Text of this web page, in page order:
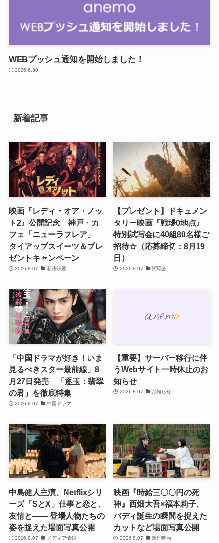
WEBプッシュ通知を開始しました！
2025.6.30
新着記事
映画『レディ・オア・ノッ
ト2』公開記念 神戸・カ
フェ「ニューラフレア」
タイアップスイーツ＆プレ
ゼントキャンペーン
2026.8.07 新作映画
【プレゼント】ドキュメン
タリー映画『戦場0地点』
特別試写会に40組80名様ご
招待☆（応募締切：8月19
日）
2026.8.07 試写会
「中国ドラマが好き！いま
見るべきスター最前線」8
月27日発売 「逐玉：翡翠
の君」を徹底特集
2026.8.07 中国ドラマ
【重要】サーバー移行に伴
うWebサイト一時休止のお
知らせ
2026.8.07 お知らせ
中島健人主演、Netflixシリ
ーズ「SとX」仕事と恋と、
友情と―― 登場人物たちの
姿を捉えた場面写真公開
2026.8.07 メディア情報
映画『時給三〇〇円の死
神』西畑大吾×福本莉子、
バディ誕生の瞬間を捉えた
カットなど場面写真公開
2026.8.07 新作映画